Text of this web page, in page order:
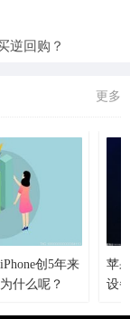
逆回购？
更多
创5年来
什么呢？
苹
设